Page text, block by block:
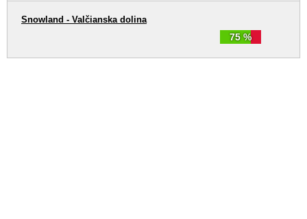
75 %
Snowland - Valčianska dolina